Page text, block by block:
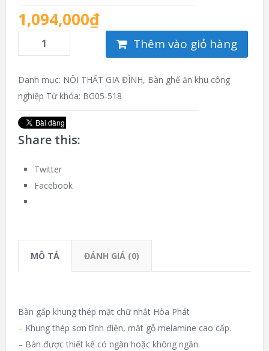
1,094,000₫
Thêm vào giỏ hàng
Danh mục: NỘI THẤT GIA ĐÌNH, Bàn ghế ăn khu công
nghiệp Từ khóa: BG05-518
Share this:
Twitter
Facebook
MÔ TẢ ĐÁNH GIÁ (0)
Bàn gấp khung thép mặt chữ nhật Hòa Phát
– Khung thép sơn tĩnh điện, mặt gỗ melamine cao cấp.
– Bàn được thiết kế có ngăn hoặc không ngăn.